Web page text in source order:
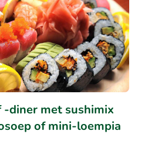
diner met sushimix
of mini-loempia